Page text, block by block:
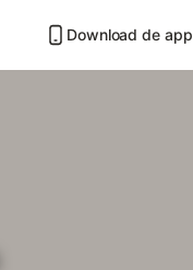
Download de app